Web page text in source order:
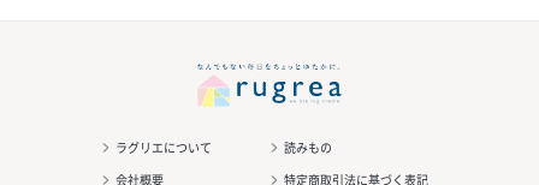
ラグリエについて
読みもの
会社概要
特定商取引法に基づく表記